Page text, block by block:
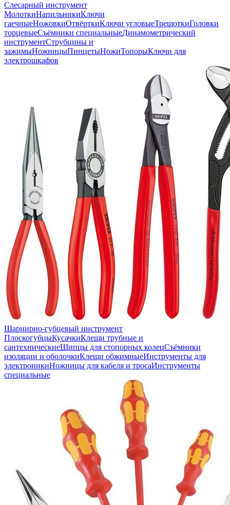
Слесарный инструмент
МолоткиНапильникиКлючи
гаечныеНожовкиОтвёрткиКлючи угловыеТрещоткиГоловки
торцевыеСъёмники специальныеДинамометрический
инструментСтрубцины и
зажимыНожницыПинцетыНожиТопорыКлючи для
электрошкафов
Шарнирно-губцевый инструмент
ПлоскогубцыКусачкиКлещи трубные и
сантехническиеЩипцы для стопорных колецСъёмники
изоляции и оболочкиКлещи обжимныеИнструменты для
электроникиНожницы для кабеля и тросаИнструменты
специальные